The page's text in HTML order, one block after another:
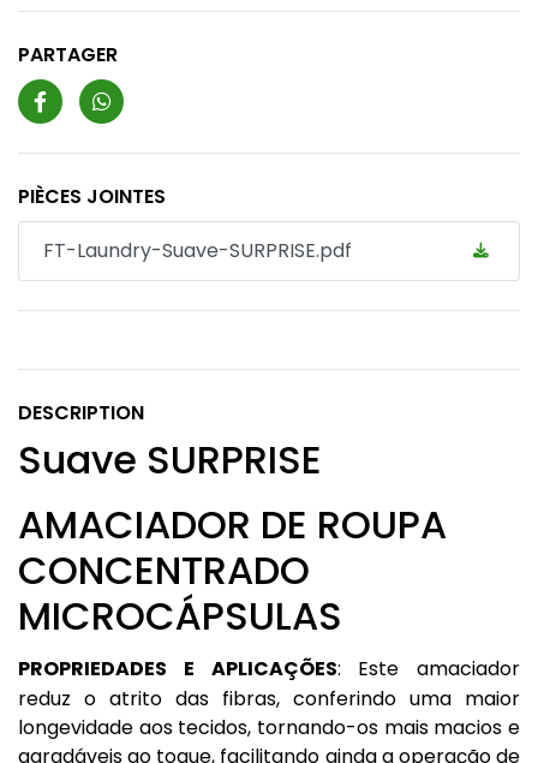
PARTAGER
PIÈCES JOINTES
FT-Laundry-Suave-SURPRISE.pdf
DESCRIPTION
Suave SURPRISE
AMACIADOR DE ROUPA
CONCENTRADO
MICROCÁPSULAS
PROPRIEDADES E APLICAÇÕES: Este amaciador
reduz o atrito das fibras, conferindo uma maior
longevidade aos tecidos, tornando-os mais macios e
agradáveis ao toque, facilitando ainda a operação de